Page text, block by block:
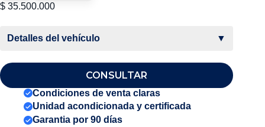
$ 35.500.000
Detalles del vehículo ▼
CONSULTAR
Condiciones de venta claras
Unidad acondicionada y certificada
Garantia por 90 días